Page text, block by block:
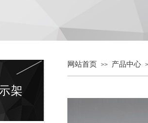
网站首页 >> 产品中心
架